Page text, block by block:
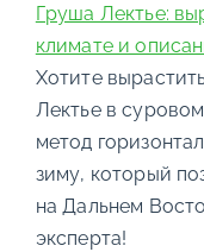
Груша Лектье:
климате и
Хотите
Лектье в
метод
зиму, который
на Дальнем
эксперта!